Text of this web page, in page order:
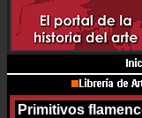
Primitivos